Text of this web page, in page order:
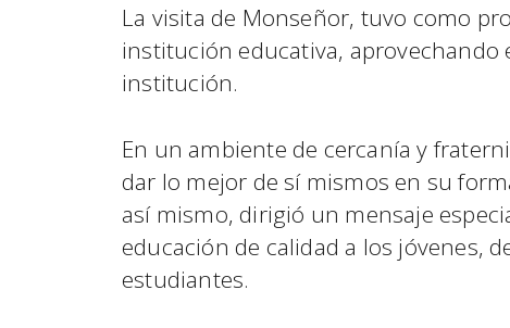
La visita de Monseñor, tuvo como
institución educativa, aprovechando
institución.
En un ambiente de cercanía y
dar lo mejor de sí mismos en su
así mismo, dirigió un mensaje
educación de calidad a los jóvenes,
estudiantes.